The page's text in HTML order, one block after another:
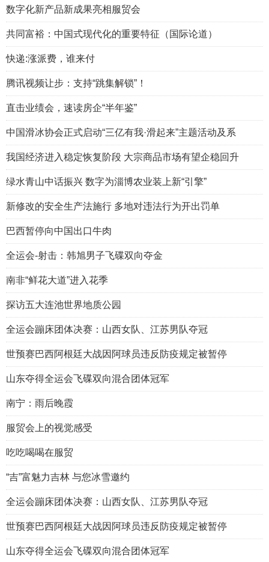
数字化新产品新成果亮相服贸会
共同富裕：中国式现代化的重要特征（国际论道）
快递:涨派费，谁来付
腾讯视频让步：支持“跳集解锁”！
直击业绩会，速读房企“半年鉴”
中国滑冰协会正式启动“三亿有我·滑起来”主题活动及系
我国经济进入稳定恢复阶段 大宗商品市场有望企稳回升
绿水青山中话振兴 数字为淄博农业装上新“引擎”
新修改的安全生产法施行 多地对违法行为开出罚单
巴西暂停向中国出口牛肉
全运会-射击：韩旭男子飞碟双向夺金
南非“鲜花大道”进入花季
探访五大连池世界地质公园
全运会蹦床团体决赛：山西女队、江苏男队夺冠
世预赛巴西阿根廷大战因阿球员违反防疫规定被暂停
山东夺得全运会飞碟双向混合团体冠军
南宁：雨后晚霞
服贸会上的视觉感受
吃吃喝喝在服贸
“吉”富魅力吉林 与您冰雪邀约
全运会蹦床团体决赛：山西女队、江苏男队夺冠
世预赛巴西阿根廷大战因阿球员违反防疫规定被暂停
山东夺得全运会飞碟双向混合团体冠军